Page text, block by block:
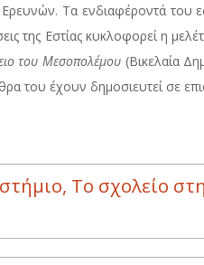
Τα ενδιαφέροντά του
της Εστίας κυκλοφορεί η
του Μεσοπολέμου (Βικελαία
του έχουν δημοσιευτεί σε
Το σχολείο